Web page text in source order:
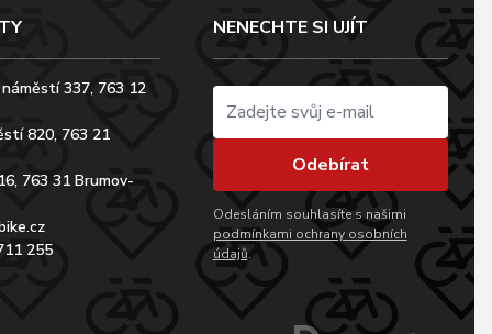
337, 763 12
820, 763 21
763 31 Brumov-
255
NENECHTE SI UJÍT
Odebírat
Odesláním souhlasíte s našimi
podmínkami ochrany osobních
údajů.